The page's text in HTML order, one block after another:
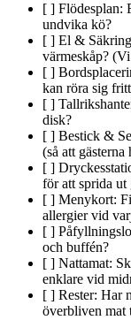
[ ] Flödesplan:
undvika kö?
[ ] El &
värmeskåp?
[ ]
kan röra sig
[ ]
disk?
[ ] Bestick &
(så att
[ ]
för att sprida ut
[ ] Menykort:
allergier vid
[ ]
och buffén?
[ ] Nattamat:
enklare vid
[ ] Rester: Har
överbliven mat